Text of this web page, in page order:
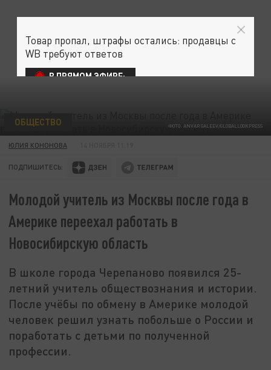
ФОТО: ANVAR GALEEV/GLOBALLOOKPRESS
ОБЩЕСТВО
ЮЛИЯ КОНОНОВА
ПОДПИШИТЕСЬ:
Молодой учитель из Москвы после года в
Америке переехал работать в
Новосибирскую область
В школе города Черепаново появился 25-
летний учитель обществознания и истории.
После учёбы по обмену в Америке молодой
человек решил узнать побольше о России и
поработать с детьми по полученной
профессии.
Товар пропал, штрафы остались: продавцы с
WB требуют ответов
В ПРЯМОМ ЭФИРЕ: